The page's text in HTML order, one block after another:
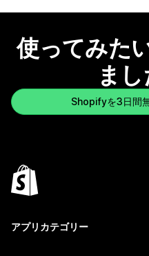
使ってみた
ま
Shopifyを3日間
アプリカテゴリー